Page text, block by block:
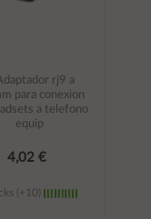
rj9 a
para conexion
a telefono
equip
4,02 €
(+10)